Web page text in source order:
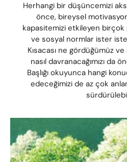
Herhangi bir düşüncemizi
önce, bireysel
kapasitemizi etkileyen
ve sosyal normlar ister
Kısacası ne gördüğümüz
nasıl davranacağımızı da
Başlığı okuyunca hangi
edeceğimizi de az çok